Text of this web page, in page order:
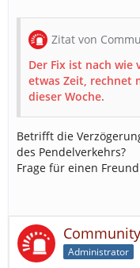
Zitat von
Der Fix ist nach
etwas Zeit, rechnet
dieser Woche.
Betrifft die
des Pendelverkehrs?
Frage für einen
Administrator